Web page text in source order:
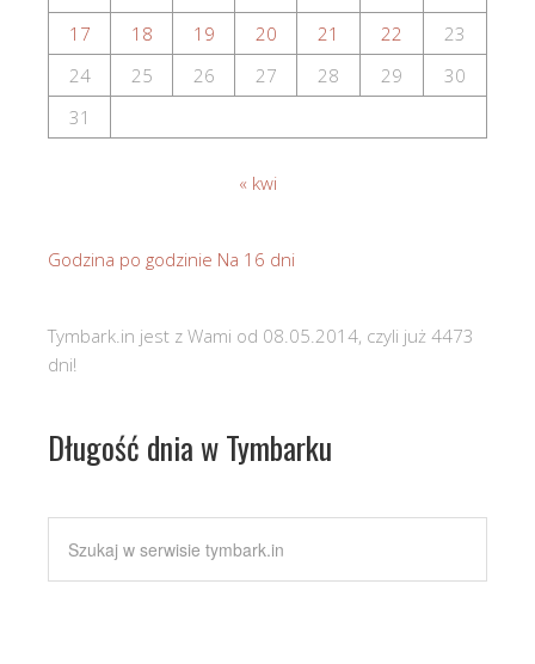
17
18 19 20 21 22
23
24
25 26 27 28 29
30
31
« kwi
Godzina po godzinie Na 16 dni
Tymbark.in jest z Wami od 08.05.2014, czyli już 4473
dni!
Długość dnia w Tymbarku